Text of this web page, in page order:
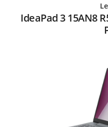
IdeaPad 3 15AN8